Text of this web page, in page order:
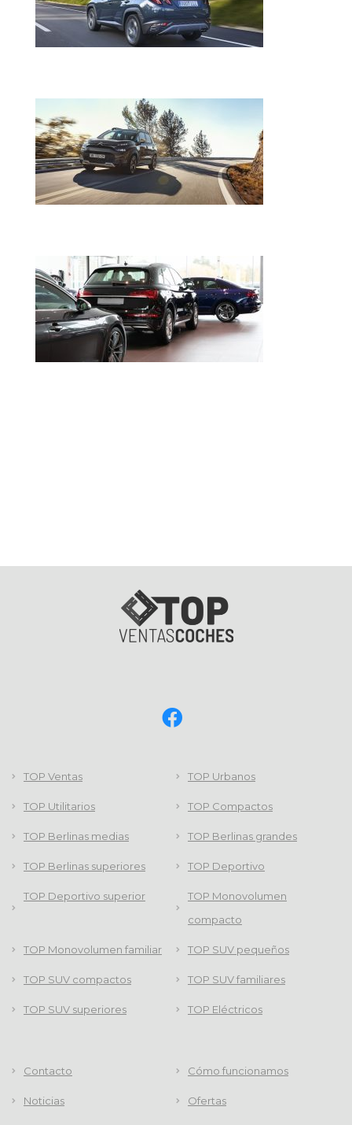
TOP Ventas TOP Urbanos
TOP Utilitarios TOP Compactos
TOP Berlinas medias TOP Berlinas grandes
TOP Berlinas superiores TOP Deportivo
TOP Deportivo superior
TOP Monovolumen
compacto
TOP Monovolumen familiar TOP SUV pequeños
TOP SUV compactos TOP SUV familiares
TOP SUV superiores TOP Eléctricos
Contacto Cómo funcionamos
Noticias Ofertas